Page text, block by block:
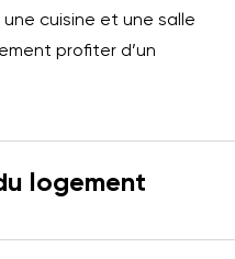
cuisine et une salle
profiter d’un
logement